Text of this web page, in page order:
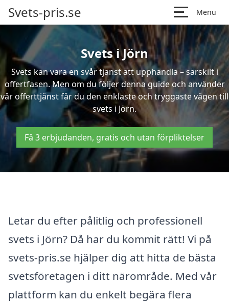
Svets-pris.se Menu
Svets i Jörn
Svets kan vara en svår tjänst att upphandla – särskilt i
offertfasen. Men om du följer denna guide och använder
vår offerttjänst får du den enklaste och tryggaste vägen till
svets i Jörn.
Få 3 erbjudanden, gratis och utan förpliktelser
Letar du efter pålitlig och professionell
svets i Jörn? Då har du kommit rätt! Vi på
svets-pris.se hjälper dig att hitta de bästa
svetsföretagen i ditt närområde. Med vår
plattform kan du enkelt begära flera